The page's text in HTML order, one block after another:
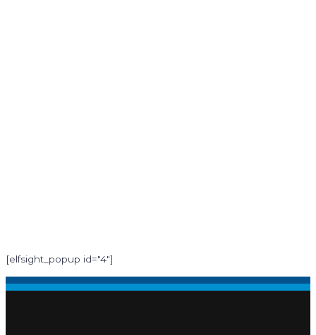
[elfsight_popup id="4"]